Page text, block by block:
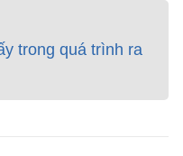
trong quá trình ra